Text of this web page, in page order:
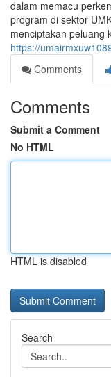
dalam memacu
program di sektor
menciptakan peluang
https://
Comments
Comments
Submit a Comment
No HTML
HTML is disabled
Search